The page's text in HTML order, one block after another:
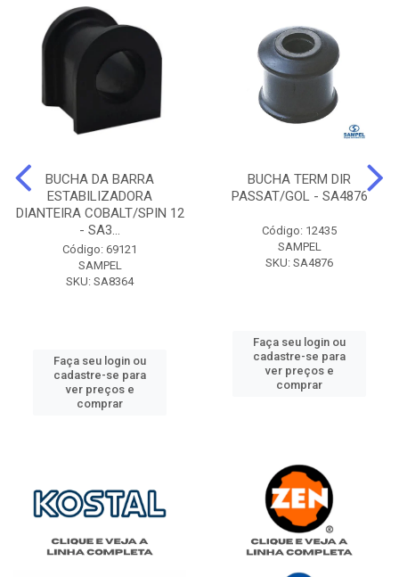
BUCHA DA BARRA
ESTABILIZADORA
DIANTEIRA COBALT/SPIN 12
- SA3...
Código: 69121
SAMPEL
SKU: SA8364
Faça seu login ou
cadastre-se para
ver preços e
comprar
BUCHA TERM DIR
PASSAT/GOL - SA4876
Código: 12435
SAMPEL
SKU: SA4876
Faça seu login ou
cadastre-se para
ver preços e
comprar